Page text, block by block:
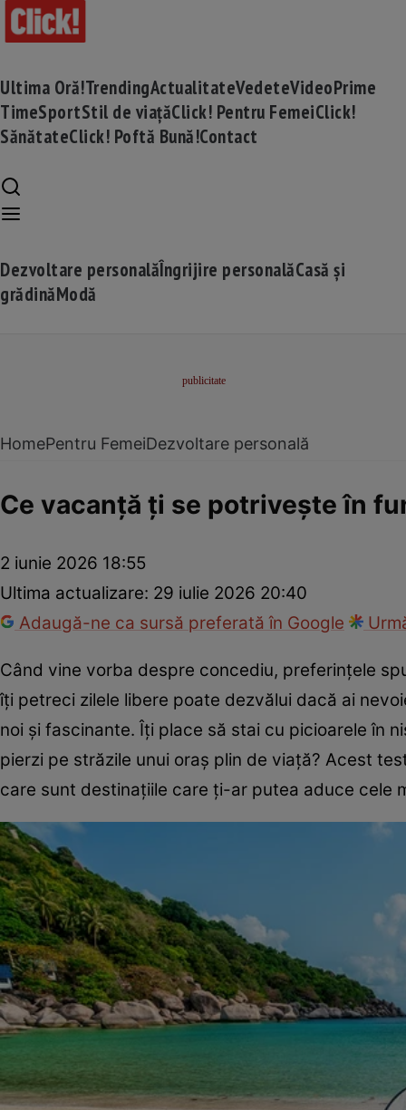
Ultima Oră!TrendingActualitateVedeteVideoPrime
TimeSportStil de viațăClick! Pentru FemeiClick!
SănătateClick! Poftă Bună!Contact
Dezvoltare personalăÎngrijire personalăCasă și
grădinăModă
HomePentru FemeiDezvoltare personală
Ce vacanță ți se potrivește în
2 iunie 2026 18:55
Ultima actualizare: 29 iulie 2026 20:40
Adaugă-ne ca sursă preferată în Google
Când vine vorba despre concediu, preferințele
îți petreci zilele libere poate dezvălui dacă ai
noi și fascinante. Îți place să stai cu picioarele în
pierzi pe străzile unui oraș plin de viață? Acest
care sunt destinațiile care ți-ar putea aduce cele